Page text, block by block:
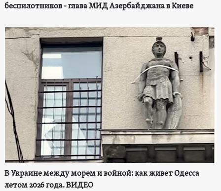
беспилотников - глава МИД Азербайджана в Киеве
В Украине между морем и войной: как живет Одесса
летом 2026 года. ВИДЕО